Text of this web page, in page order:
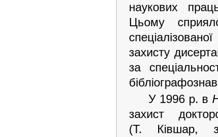
наукових
Цьому
захисту
за
У 1996 р. в
захист
(Т. Ківшар,